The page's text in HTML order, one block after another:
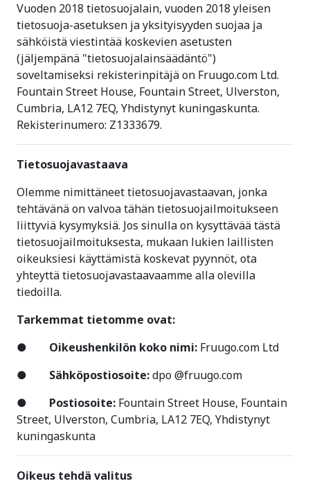
Vuoden 2018 tietosuojalain, vuoden 2018 yleisen
tietosuoja-asetuksen ja yksityisyyden suojaa ja
sähköistä viestintää koskevien asetusten
(jäljempänä "tietosuojalainsäädäntö")
soveltamiseksi rekisterinpitäjä on Fruugo.com Ltd.
Fountain Street House, Fountain Street, Ulverston,
Cumbria, LA12 7EQ, Yhdistynyt kuningaskunta.
Rekisterinumero: Z1333679.
Tietosuojavastaava
Olemme nimittäneet tietosuojavastaavan, jonka
tehtävänä on valvoa tähän tietosuojailmoitukseen
liittyviä kysymyksiä. Jos sinulla on kysyttävää tästä
tietosuojailmoituksesta, mukaan lukien laillisten
oikeuksiesi käyttämistä koskevat pyynnöt, ota
yhteyttä tietosuojavastaavaamme alla olevilla
tiedoilla.
Tarkemmat tietomme ovat:
● Oikeushenkilön koko nimi: Fruugo.com Ltd
● Sähköpostiosoite:dpo @fruugo.com
● Postiosoite: Fountain Street House, Fountain
Street, Ulverston, Cumbria, LA12 7EQ, Yhdistynyt
kuningaskunta
Oikeus tehdä valitus